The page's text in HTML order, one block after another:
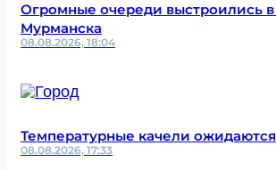
Огромные очереди выстроились в
Мурманска
08.08.2026, 18:04
Температурные качели
08.08.2026, 17:33